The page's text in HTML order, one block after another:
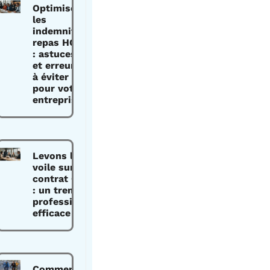
Optimiser
les
indemnités
repas HCR
: astuces
et erreurs
à éviter
pour votre
entreprise
Levons le
voile sur le
contrat CDDI
: un tremplin
professionnel
efficace